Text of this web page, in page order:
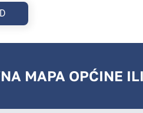
MAPA OPĆINE